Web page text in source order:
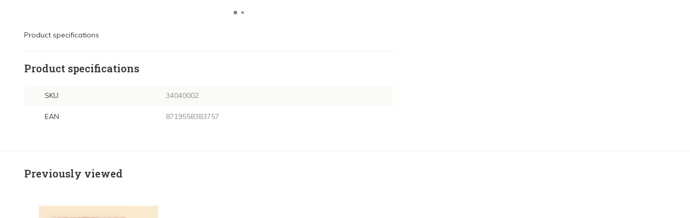
Product specifications
Product specifications
SKU 34040002
EAN 8719558383757
Previously viewed